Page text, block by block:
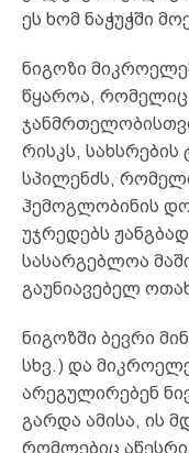
ეს ხომ ნაჭუჭში
ნიგოზი
წყაროა, რომელიც
რისკს, სახსრების
სპილენძს,
ჰემოგლობინის
უჯრედებს
სასარგებლოა
გაუნიავებელ
ნიგოზში ბევრი
სხვ.) და
არეგულირებენ
გარდა ამისა, ის
რომლებიც